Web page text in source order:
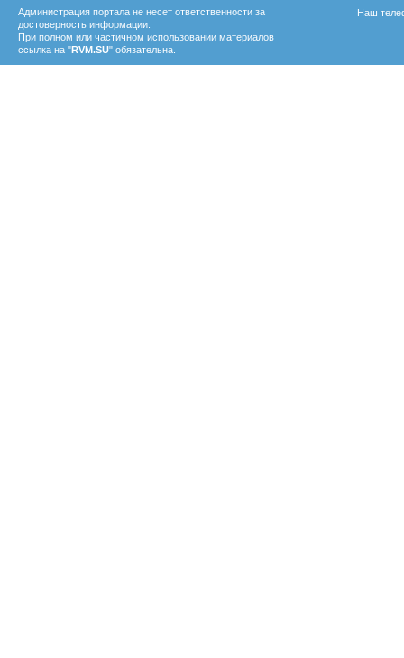
Администрация портала не несет ответственности за
достоверность информации.
При полном или частичном использовании материалов
ссылка на "RVM.SU" обязательна.
Наш